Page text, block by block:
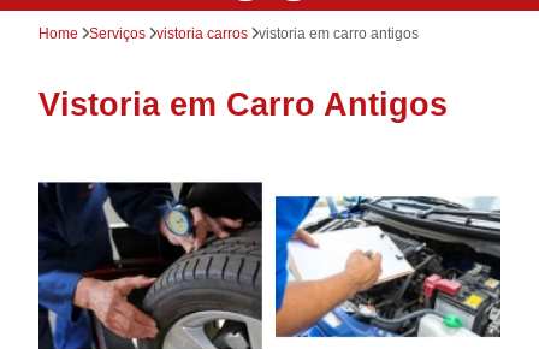
Home Serviços vistoria carros vistoria em carro antigos
Vistoria em Carro Antigos